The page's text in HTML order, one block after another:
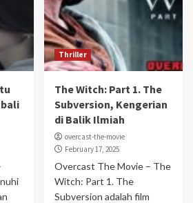
Thriller
The Witch: Part 1. The
Subversion, Kengerian
di Balik Ilmiah
overcast-the-movie
February 17, 2025
Overcast The Movie – The
Witch: Part 1. The
Subversion adalah film